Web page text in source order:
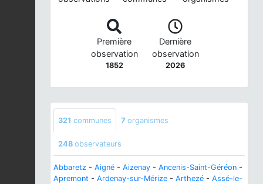
Première
observation
1852
Dernière
observation
2026
321 communes 7 organismes
248 observateurs
Abbaretz - Aigné - Aizenay - Ancenis-Saint-Géréon -
Apremont - Ardenay-sur-Mérize - Arthezé - Assé-le-